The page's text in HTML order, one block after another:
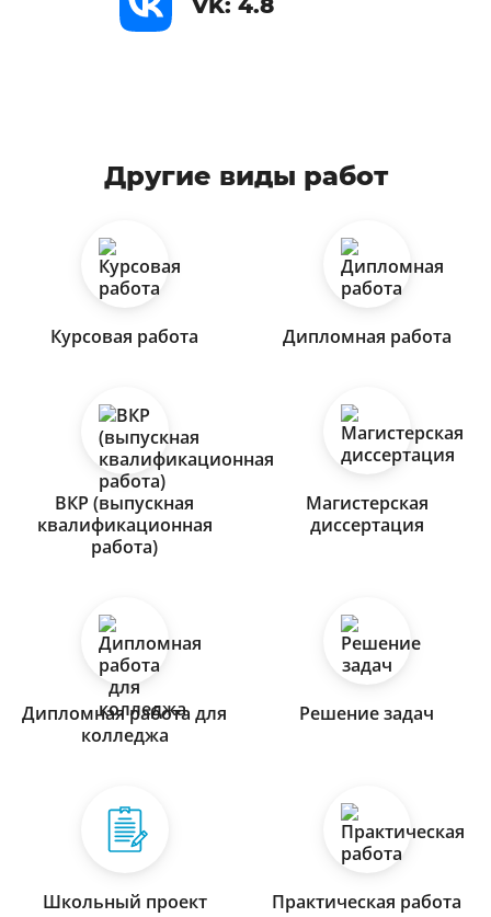
VK: 4.8
Другие виды работ
Курсовая работа Дипломная работа
ВКР (выпускная
квалификационная
работа)
Магистерская
диссертация
Дипломная работа для
колледжа
Решение задач
Школьный проект Практическая работа